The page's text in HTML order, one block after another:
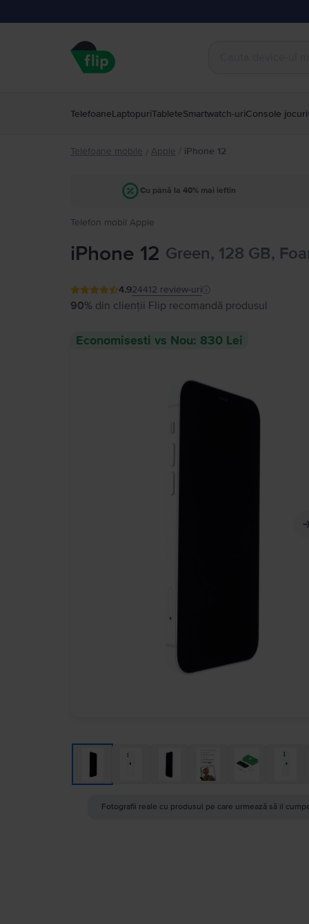
TelefoaneLaptopuriTableteSmartwatch-uriConsole jocuri
Telefoane mobile / Apple / iPhone 12
Cu până la 40% mai ieftin
Telefon mobil Apple
iPhone 12 Green, 128 GB,
4.924412 review-uri
90% din clienții Flip recomandă produsul
Economisesti vs Nou: 830 Lei
Fotografii reale cu produsul pe care urmează să îl